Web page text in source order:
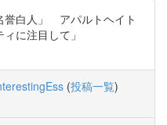
誉白人」 アパルトヘイト
に注目して」
(投稿一覧)